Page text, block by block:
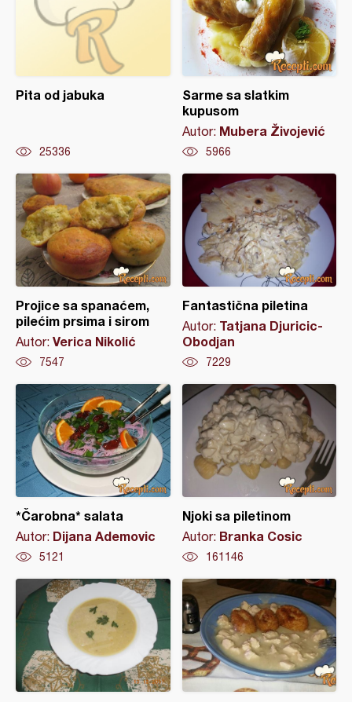
Pita od jabuka
25336
Sarme sa slatkim
kupusom
Autor: Mubera Živojević
5966
Projice sa spanaćem,
pilećim prsima i sirom
Autor: Verica Nikolić
7547
Fantastična piletina
Autor: Tatjana Djuricic-
Obodjan
7229
*Čarobna* salata
Autor: Dijana Ademovic
5121
Njoki sa piletinom
Autor: Branka Cosic
161146